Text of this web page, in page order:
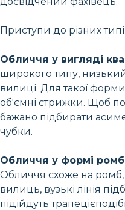
Приступи до різних
Обличчя у вигляді
широкого типу,
вилиці. Для такої
об'ємні стрижки. Щоб
бажано підбирати
чубки.
Обличчя у формі
Обличчя схоже на ромб,
вилиць, вузькі лінія
підійдуть